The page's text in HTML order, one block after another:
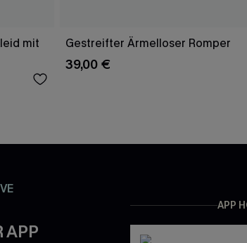
mit
Gestreifter Ärmelloser Romper
39,00 €
APP
APP